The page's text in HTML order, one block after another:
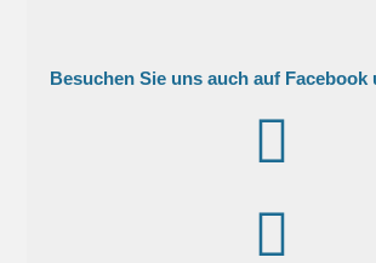
Besuchen Sie uns auch auf Facebook